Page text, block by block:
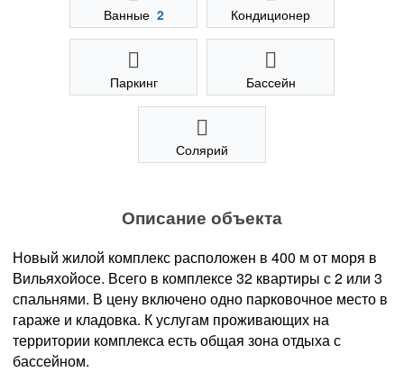
Ванные 2 Кондиционер
Паркинг Бассейн
Солярий
Описание объекта
Новый жилой комплекс расположен в 400 м от моря в
Вильяхойосе. Всего в комплексе 32 квартиры с 2 или 3
спальнями. В цену включено одно парковочное место в
гараже и кладовка. К услугам проживающих на
территории комплекса есть общая зона отдыха с
бассейном.